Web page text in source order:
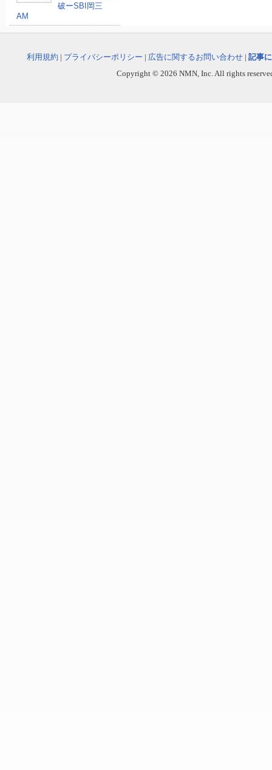
破ーSBI岡三
AM
利用規約 | プライバシーポリシー | 広告に関するお問い合わせ | 記事
Copyright © 2026 NMN, Inc. All rights